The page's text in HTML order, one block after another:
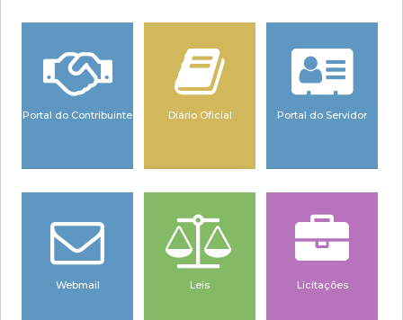
Portal do Contribuinte Diário Oficial Portal do Servidor
Webmail Leis Licitações